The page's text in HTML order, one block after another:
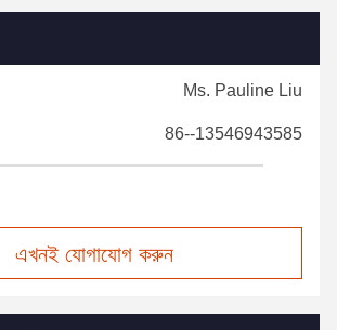
Ms. Pauline Liu
86--13546943585
এখনই যোগাযোগ করুন